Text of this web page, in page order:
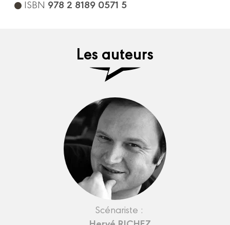
ISBN 978 2 8189 0571 5
Les auteurs
Scénariste :